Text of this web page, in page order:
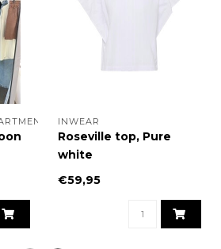
INWEAR
Roseville top, Pure
white
€59,95